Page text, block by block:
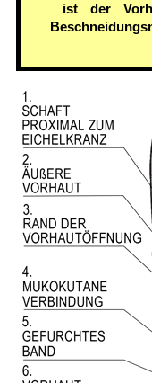
ist der